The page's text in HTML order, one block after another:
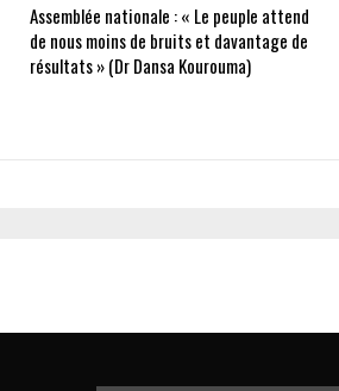
Assemblée nationale : « Le peuple attend
de nous moins de bruits et davantage de
résultats » (Dr Dansa Kourouma)